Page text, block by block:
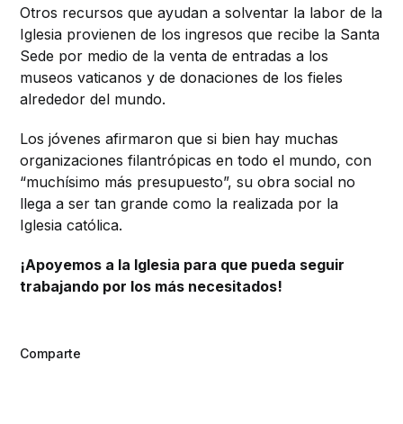
Otros recursos que ayudan a solventar la labor de la
Iglesia provienen de los ingresos que recibe la Santa
Sede por medio de la venta de entradas a los
museos vaticanos y de donaciones de los fieles
alrededor del mundo.
Los jóvenes afirmaron que si bien hay muchas
organizaciones filantrópicas en todo el mundo, con
“muchísimo más presupuesto”, su obra social no
llega a ser tan grande como la realizada por la
Iglesia católica.
¡Apoyemos a la Iglesia para que pueda seguir
trabajando por los más necesitados!
Comparte